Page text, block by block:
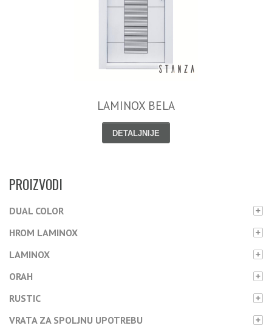
LAMINOX BELA
DETALJNIJE
PROIZVODI
DUAL COLOR +
HROM LAMINOX +
LAMINOX +
ORAH +
RUSTIC +
VRATA ZA SPOLJNU UPOTREBU +